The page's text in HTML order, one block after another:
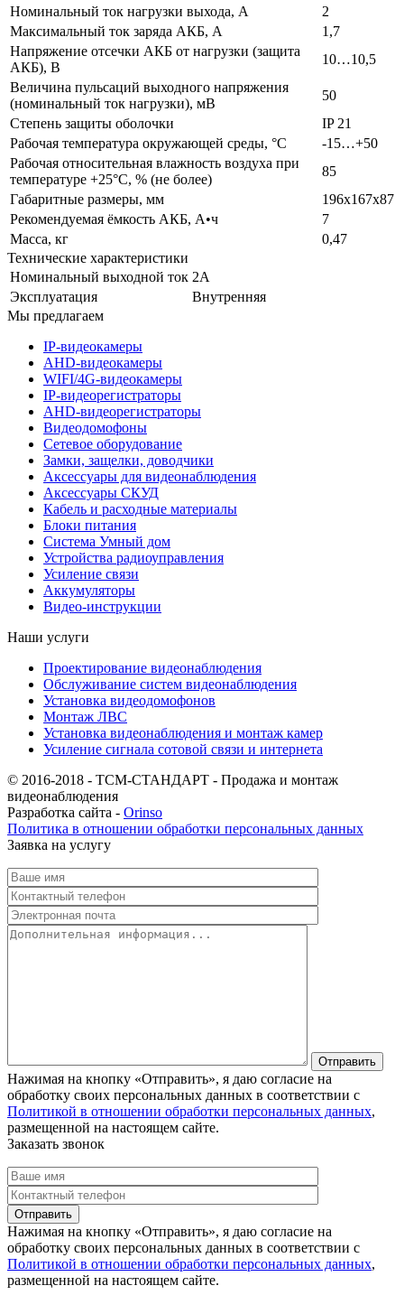
Номинальный ток нагрузки выхода, А
2
Максимальный ток заряда АКБ, А
1,7
Напряжение отсечки АКБ от нагрузки (защита
АКБ), В
10…10,5
Величина пульсаций выходного напряжения
(номинальный ток нагрузки), мВ
50
Степень защиты оболочки
IP 21
Рабочая температура окружающей среды, °С
-15…+50
Рабочая относительная влажность воздуха при
температуре +25°С, % (не более)
85
Габаритные размеры, мм
196х167х87
Рекомендуемая ёмкость АКБ, А•ч
7
Масса, кг
0,47
Технические характеристики
Номинальный выходной ток 2А
Эксплуатация
Внутренняя
Мы предлагаем
IP-видеокамеры
AHD-видеокамеры
WIFI/4G-видеокамеры
IP-видеорегистраторы
AHD-видеорегистраторы
Видеодомофоны
Сетевое оборудование
Замки, защелки, доводчики
Аксессуары для видеонаблюдения
Аксессуары СКУД
Кабель и расходные материалы
Блоки питания
Система Умный дом
Устройства радиоуправления
Усиление связи
Аккумуляторы
Видео-инструкции
Наши услуги
Проектирование видеонаблюдения
Обслуживание систем видеонаблюдения
Установка видеодомофонов
Монтаж ЛВС
Установка видеонаблюдения и монтаж камер
Усиление сигнала сотовой связи и интернета
© 2016-2018 - ТСМ-СТАНДАРТ - Продажа и монтаж
видеонаблюдения
Разработка сайта - Orinso
Политика в отношении обработки персональных данных
Заявка на услугу
Нажимая на кнопку «Отправить», я даю согласие на
обработку своих персональных данных в соответствии с
Политикой в отношении обработки персональных данных,
размещенной на настоящем сайте.
Заказать звонок
Нажимая на кнопку «Отправить», я даю согласие на
обработку своих персональных данных в соответствии с
Политикой в отношении обработки персональных данных,
размещенной на настоящем сайте.